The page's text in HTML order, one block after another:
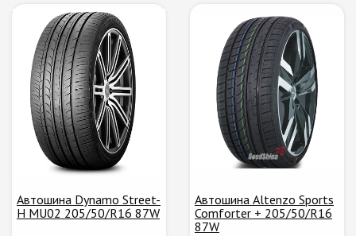
Автошина Dynamo Street-
H MU02 205/50/R16 87W
Автошина Altenzo Sports
Comforter + 205/50/R16
87W